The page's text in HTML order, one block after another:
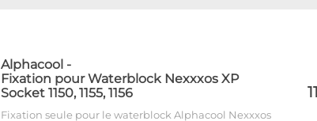
Alphacool -
Fixation pour Waterblock Nexxxos XP
Socket 1150, 1155, 1156
Fixation seule pour le waterblock Alphacool Nexxxos